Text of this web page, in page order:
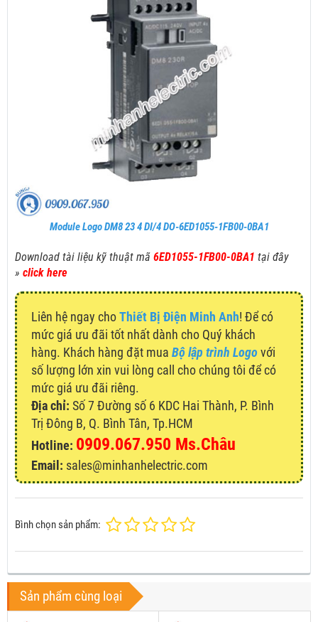
Module Logo DM8 23 4 DI/4 DO-6ED1055-1FB00-0BA1
Download tài liệu kỹ thuật mã 6ED1055-1FB00-0BA1 tại đây
» click here
Liên hệ ngay choThiết Bị Điện Minh Anh! Để có
mức giá ưu đãi tốt nhất dành cho Quý khách
hàng. Khách hàng đặt mua Bộ lập trình Logo với
số lượng lớn xin vui lòng call cho chúng tôi để có
mức giá ưu đãi riêng.
Địa chỉ: Số 7 Đường số 6 KDC Hai Thành, P. Bình
Trị Đông B, Q. Bình Tân, Tp.HCM
Hotline: 0909.067.950 Ms.Châu
Email: sales@minhanhelectric.com
Bình chọn sản phẩm:
Sản phẩm cùng loại